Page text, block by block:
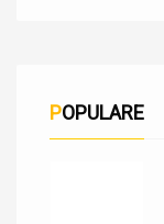
POPULARE